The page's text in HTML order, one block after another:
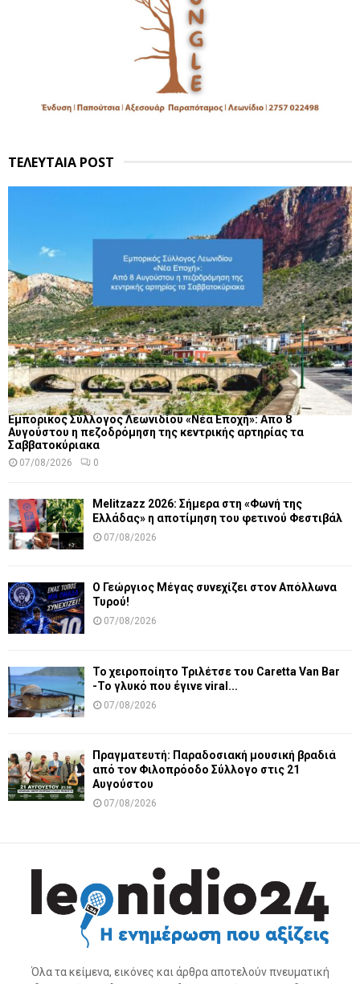
ΤΕΛΕΥΤΑΙΑ POST
Εμπορικός Σύλλογος Λεωνιδίου «Νέα Εποχή»: Από 8
Αυγούστου η πεζοδρόμηση της κεντρικής αρτηρίας τα
Σαββατοκύριακα
07/08/2026 0
Melitzazz 2026: Σήμερα στη «Φωνή της
Ελλάδας» η αποτίμηση του φετινού Φεστιβάλ
07/08/2026
Ο Γεώργιος Μέγας συνεχίζει στον Απόλλωνα
Τυρού!
07/08/2026
Το χειροποίητο Τριλέτσε του Caretta Van Bar
-Το γλυκό που έγινε viral...
07/08/2026
Πραγματευτή: Παραδοσιακή μουσική βραδιά
από τον Φιλοπρόοδο Σύλλογο στις 21
Αυγούστου
07/08/2026
Όλα τα κείμενα, εικόνες και άρθρα αποτελούν πνευματική